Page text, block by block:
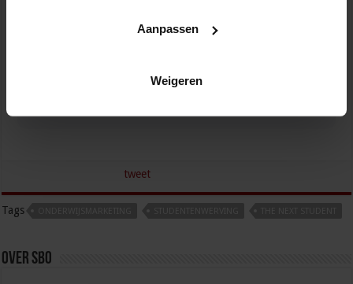
Aanpassen
Weigeren
tweet
Tags
Over sbo